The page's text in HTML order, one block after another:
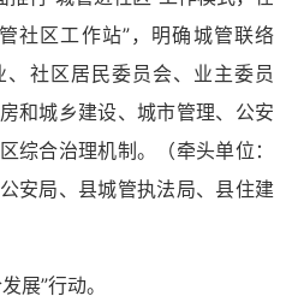
社区工作站”，明确城管联络
社区居民委员会、业主委员
和城乡建设、城市管理、公安
综合治理机制。（牵头单位：
安局、县城管执法局、县住建
展”行动。